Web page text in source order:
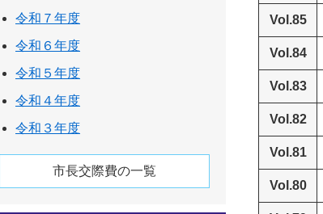
Vol.85
Vol.84
Vol.83
Vol.82
Vol.81
Vol.80
令和７年度
令和６年度
令和５年度
令和４年度
令和３年度
市長交際費の一覧